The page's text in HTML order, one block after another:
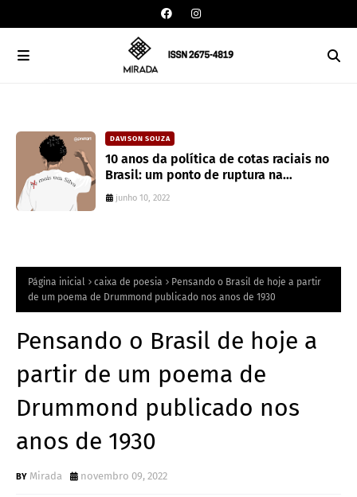
DAVISON SOUZA
10 anos da política de cotas raciais no
Brasil: um ponto de ruptura na
colonialidade
junho 10, 2022
Página inicial caixa de poesia
Pensando o Brasil de hoje a partir
de um poema de Drummond publicado nos anos de 1930
Pensando o Brasil de hoje a
partir de um poema de
Drummond publicado nos
anos de 1930
Mirada novembro 09, 2022